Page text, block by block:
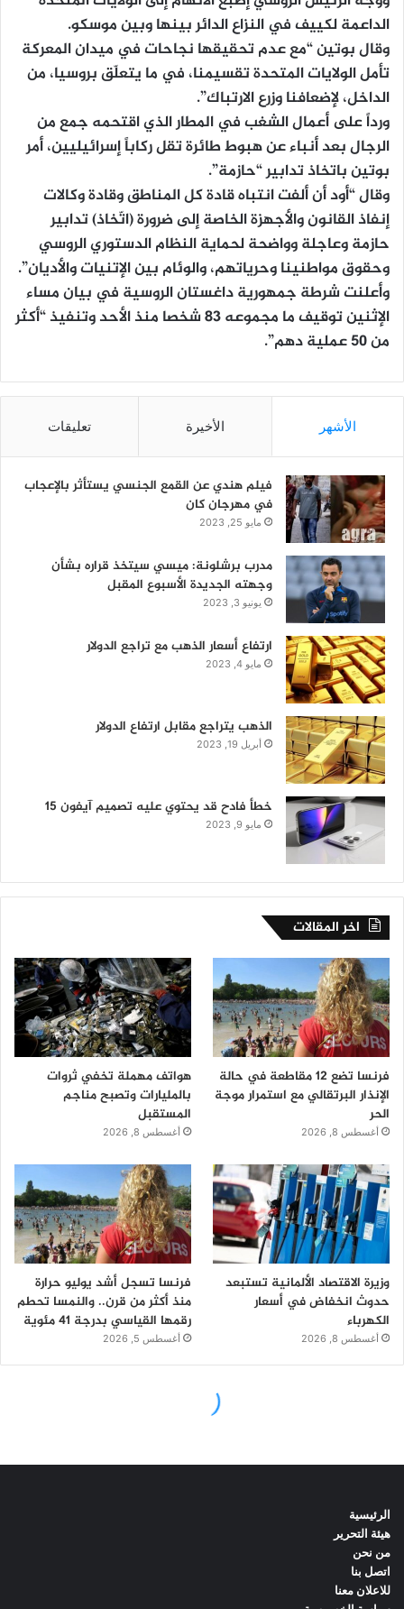
الرئيسية
هيئة التحرير
من نحن
اتصل بنا
للاعلان معنا